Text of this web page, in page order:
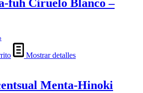
fuh Ciruelo Blanco –
Mostrar detalles
Menta-Hinoki